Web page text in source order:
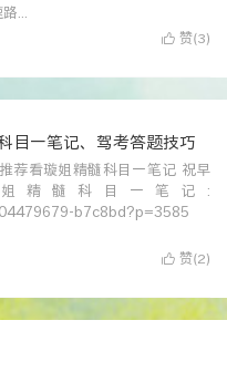
...
 赞(3)
目一笔记、驾考答题技巧
荐看璇姐精髓科目一笔记 祝早
精髓科目一笔记:
b7c8bd?p=3585
 赞(2)